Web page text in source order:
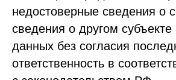
недостоверные сведения о
сведения о другом
данных без согласия
ответственность в